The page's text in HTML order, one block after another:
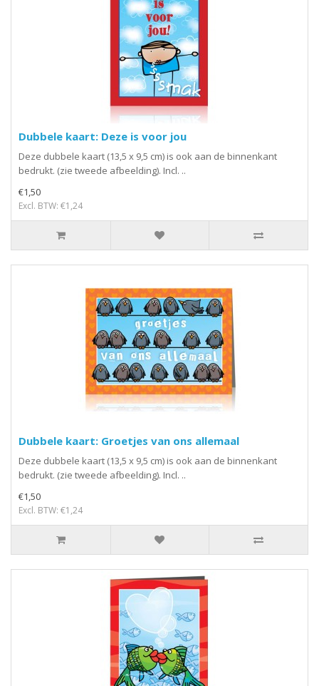
Dubbele kaart: Deze is voor jou
Deze dubbele kaart (13,5 x 9,5 cm) is ook aan de binnenkant
bedrukt. (zie tweede afbeelding). Incl. ..
€1,50
Excl. BTW: €1,24
Dubbele kaart: Groetjes van ons allemaal
Deze dubbele kaart (13,5 x 9,5 cm) is ook aan de binnenkant
bedrukt. (zie tweede afbeelding). Incl. ..
€1,50
Excl. BTW: €1,24